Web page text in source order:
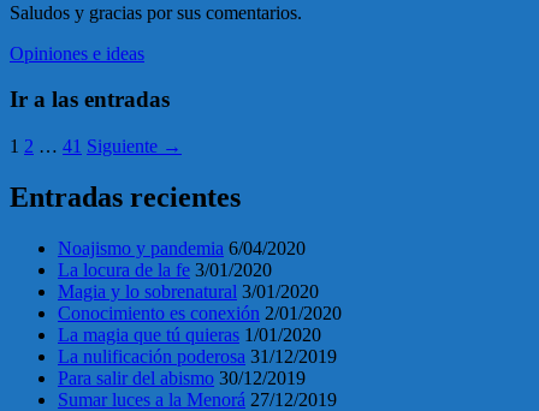
Saludos y gracias por sus comentarios.
Opiniones e ideas
Ir a las entradas
1 2 … 41 Siguiente →
Entradas recientes
Noajismo y pandemia 6/04/2020
La locura de la fe 3/01/2020
Magia y lo sobrenatural 3/01/2020
Conocimiento es conexión 2/01/2020
La magia que tú quieras 1/01/2020
La nulificación poderosa 31/12/2019
Para salir del abismo 30/12/2019
Sumar luces a la Menorá 27/12/2019